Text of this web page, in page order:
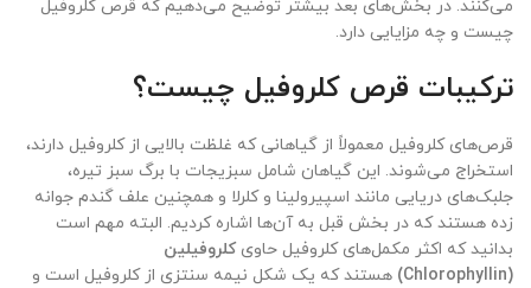
می‌کنند. در بخش‌های بعد بیشتر توضیح می‌دهیم که قرص کلروفیل
چیست و چه مزایایی دارد.
ترکیبات قرص کلروفیل چیست؟
قرص‌های کلروفیل معمولاً از گیاهانی که غلظت بالایی از کلروفیل دارند،
استخراج می‌شوند. این گیاهان شامل سبزیجات با برگ سبز تیره،
جلبک‌های دریایی مانند اسپیرولینا و کلرلا و همچنین علف گندم جوانه
زده هستند که در بخش قبل به آن‌ها اشاره کردیم. البته مهم است
بدانید که اکثر مکمل‌های کلروفیل حاوی کلروفیلین
(Chlorophyllin)
هستند که یک شکل نیمه سنتزی از کلروفیل است و